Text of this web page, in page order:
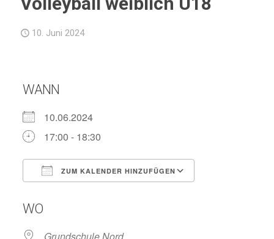
10. Juni 2024
WANN
10.06.2024
17:00 - 18:30
ZUM KALENDER HINZUFÜGEN
WO